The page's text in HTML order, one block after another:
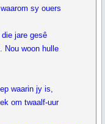
sy ouers
jare gesê
Nou woon hulle
waarin jy is,
om twaalf-uur